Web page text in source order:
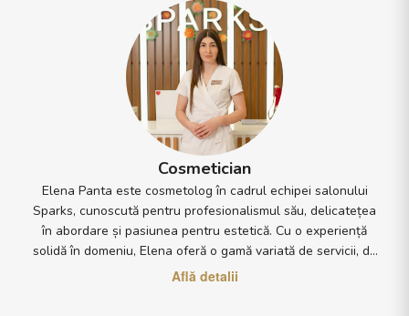
Cosmetician
Elena Panta este cosmetolog în cadrul echipei salonului
Sparks, cunoscută pentru profesionalismul său, delicatețea
în abordare și pasiunea pentru estetică. Cu o experiență
solidă în domeniu, Elena oferă o gamă variată de servicii, de
la tratamente faciale de curățare, hidratare și regenerare.
Află detalii